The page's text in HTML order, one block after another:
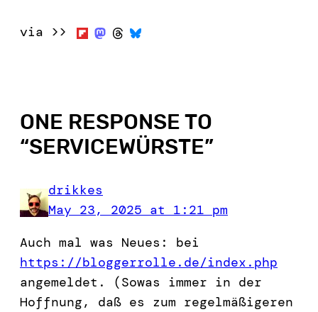
via >>
ONE RESPONSE TO
“SERVICEWÜRSTE”
drikkes
May 23, 2025 at 1:21 pm
Auch mal was Neues: bei
https://bloggerrolle.de/index.php
angemeldet. (Sowas immer in der
Hoffnung, daß es zum regelmäßigeren